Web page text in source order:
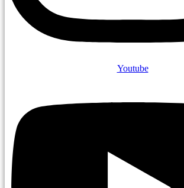
Youtube